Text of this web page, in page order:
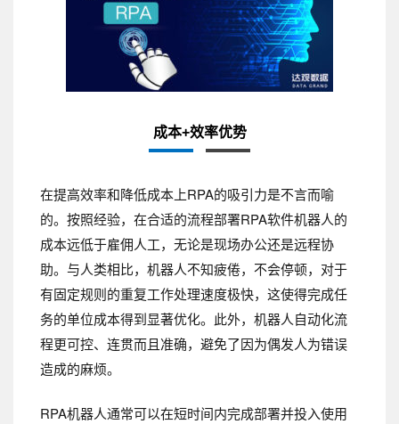
成本+效率优势
在提高效率和降低成本上RPA的吸引力是不言而喻
的。按照经验，在合适的流程部署RPA软件机器人的
成本远低于雇佣人工，无论是现场办公还是远程协
助。与人类相比，机器人不知疲倦，不会停顿，对于
有固定规则的重复工作处理速度极快，这使得完成任
务的单位成本得到显著优化。此外，机器人自动化流
程更可控、连贯而且准确，避免了因为偶发人为错误
造成的麻烦。
RPA机器人通常可以在短时间内完成部署并投入使用